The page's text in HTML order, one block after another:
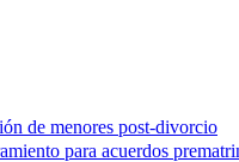
de menores post-divorcio
para acuerdos